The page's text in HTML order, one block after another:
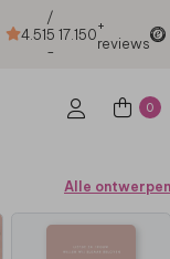
4.51
/
5
-
17.150+
reviews
0
Alle ontwerpen